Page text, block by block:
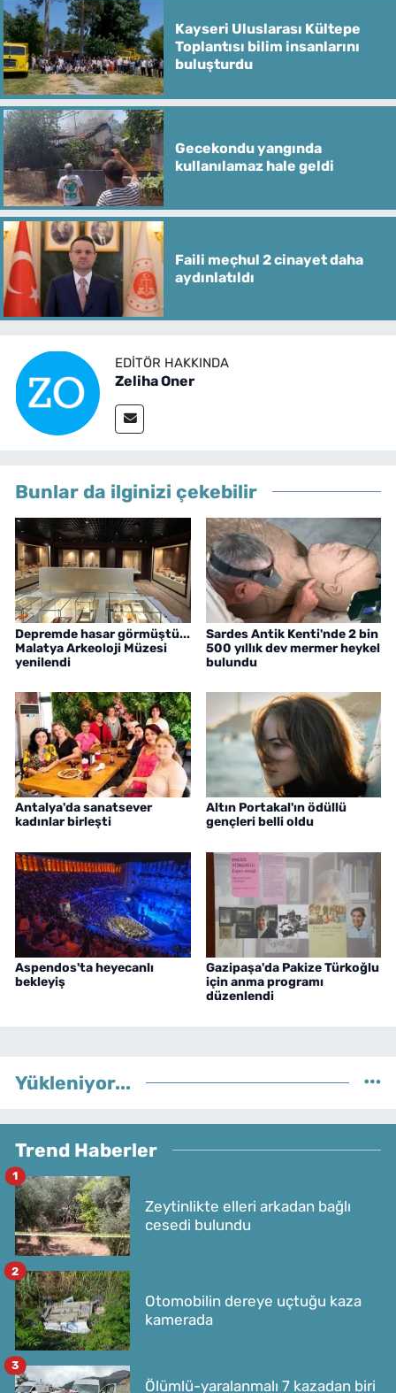
Kayseri Uluslarası Kültepe
Toplantısı bilim insanlarını
buluşturdu
Gecekondu yangında
kullanılamaz hale geldi
Faili meçhul 2 cinayet daha
aydınlatıldı
EDITÖR HAKKINDA
Zeliha Oner
Bunlar da ilginizi çekebilir
Depremde hasar görmüştü...
Malatya Arkeoloji Müzesi
yenilendi
Sardes Antik Kenti'nde 2 bin
500 yıllık dev mermer heykel
bulundu
Antalya'da sanatsever
kadınlar birleşti
Altın Portakal'ın ödüllü
gençleri belli oldu
Aspendos'ta heyecanlı
bekleyiş
Gazipaşa'da Pakize Türkoğlu
için anma programı
düzenlendi
Yükleniyor...
Trend Haberler
Zeytinlikte elleri arkadan bağlı
cesedi bulundu
1
Otomobilin dereye uçtuğu kaza
kamerada
2
Ölümlü-yaralanmalı 7 kazadan biri
3